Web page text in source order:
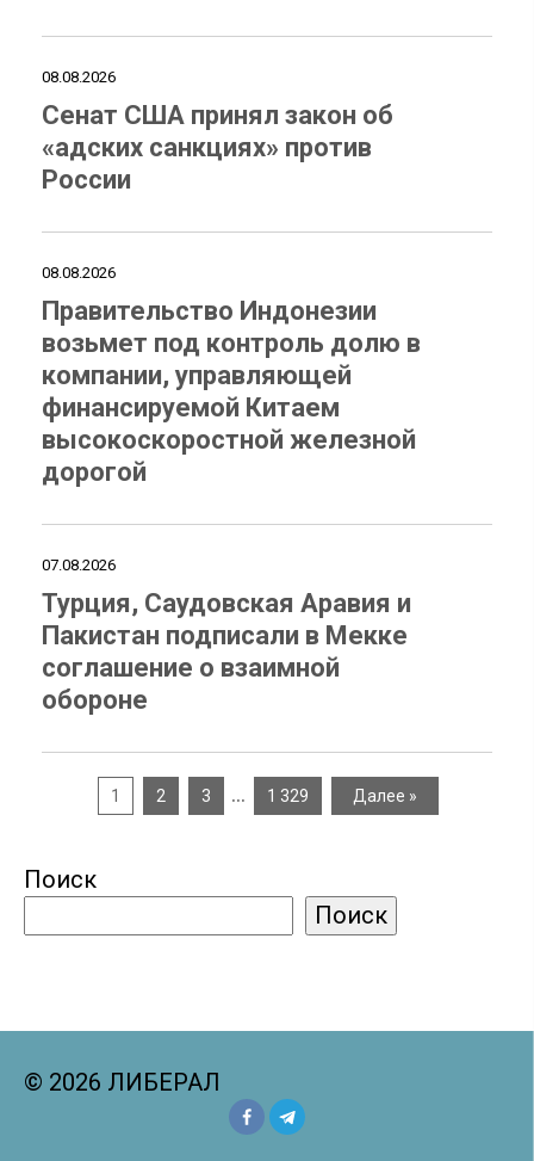
08.08.2026
Сенат США принял закон об
«адских санкциях» против
России
08.08.2026
Правительство Индонезии
возьмет под контроль долю в
компании, управляющей
финансируемой Китаем
высокоскоростной железной
дорогой
07.08.2026
Турция, Саудовская Аравия и
Пакистан подписали в Мекке
соглашение о взаимной
обороне
1 2 3 … 1 329 Далее »
Поиск
Поиск
© 2026 ЛИБЕРАЛ